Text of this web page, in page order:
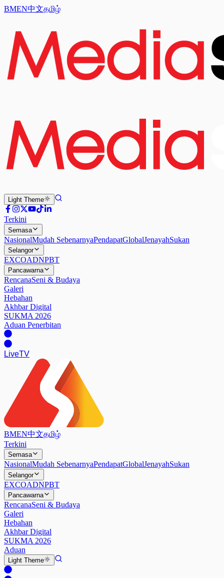
BMEN中文தமிழ்
Light Theme
Terkini
Semasa
NasionalMudah SebenarnyaPendapatGlobalJenayahSukan
Selangor
EXCOADNPBT
Pancawarna
RencanaSeni & Budaya
Galeri
Hebahan
Akhbar Digital
SUKMA 2026
Aduan Penerbitan
LiveTV
BMEN中文தமிழ்
Terkini
Semasa
NasionalMudah SebenarnyaPendapatGlobalJenayahSukan
Selangor
EXCOADNPBT
Pancawarna
RencanaSeni & Budaya
Galeri
Hebahan
Akhbar Digital
SUKMA 2026
Aduan
Light Theme